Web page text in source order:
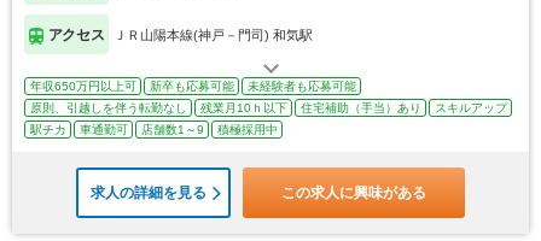
アクセス ＪＲ山陽本線(神戸－門司) 和気駅
年収650万円以上可 新卒も応募可能
未経験者も応募可能
原則、引越しを伴う転勤なし
残業月10ｈ以下 住宅補助（手当）あり
スキルアップ
駅チカ
車通勤可 店舗数1～9 積極採用中
求人の詳細を見る この求人に興味がある